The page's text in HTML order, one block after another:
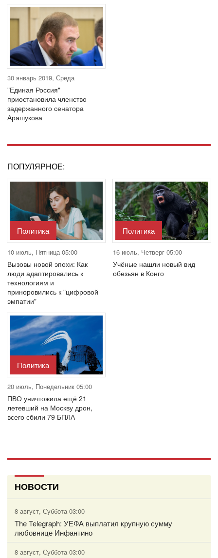
30 январь 2019, Среда
"Единая Россия"
приостановила членство
задержанного сенатора
Арашукова
ПОПУЛЯРНОЕ:
Политика
10 июль, Пятница 05:00
Вызовы новой эпохи: Как
люди адаптировались к
технологиям и
приноровились к "цифровой
эмпатии"
Политика
16 июль, Четверг 05:00
Учёные нашли новый вид
обезьян в Конго
Политика
20 июль, Понедельник 05:00
ПВО уничтожила ещё 21
летевший на Москву дрон,
всего сбили 79 БПЛА
НОВОСТИ
8 август, Суббота 03:00
The Telegraph: УЕФА выплатил крупную сумму
любовнице Инфантино
8 август, Суббота 03:00